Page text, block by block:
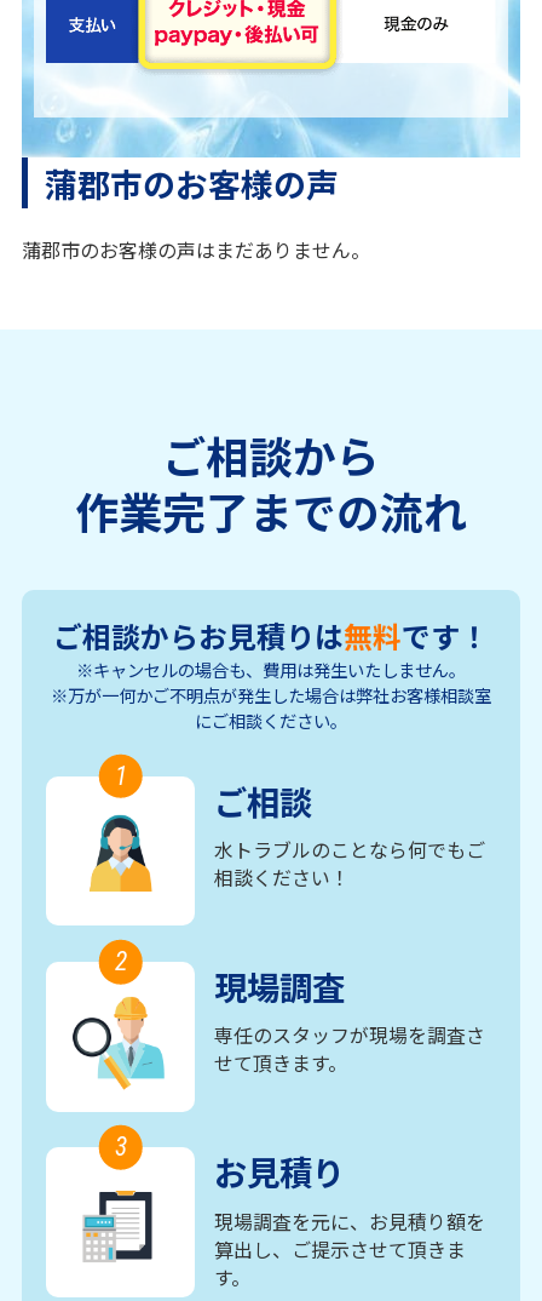
蒲郡市のお客様の声
蒲郡市のお客様の声はまだありません。
ご相談から
作業完了までの流れ
ご相談からお見積りは無料です！
※キャンセルの場合も、費用は発生いたしません。
※万が一何かご不明点が発生した場合は弊社お客様相談室
にご相談ください。
1
ご相談
水トラブルのことなら何でもご
相談ください！
2
現場調査
専任のスタッフが現場を調査さ
せて頂きます。
3
お見積り
現場調査を元に、お見積り額を
算出し、ご提示させて頂きま
す。